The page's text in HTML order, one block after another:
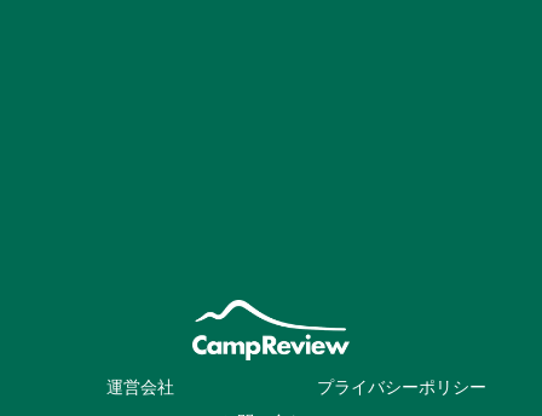
運営会社
プライバシーポリシー